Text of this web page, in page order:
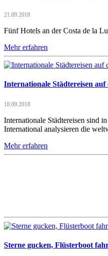
21.09.2018
Fünf Hotels an der Costa de la
Mehr erfahren
Internationale Städtereisen
18.09.2018
Internationale Städtereisen sind
International analysieren die
Mehr erfahren
Sterne gucken, Flüsterboot